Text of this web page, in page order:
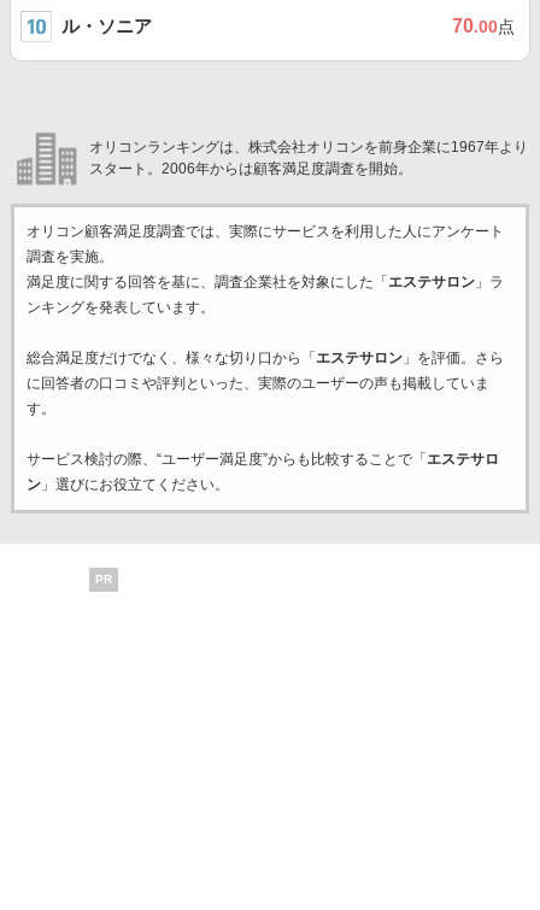
ル・ソニア 70.00点
オリコンランキングは、株式会社オリコンを前身企業に1967年より
スタート。2006年からは顧客満足度調査を開始。
オリコン顧客満足度調査では、実際にサービスを利用した 人にアンケート
調査を実施。
満足度に関する回答を基に、調査企業社を対象にした「 エステサロン」ラ
ンキングを発表しています。
総合満足度だけでなく、様々な切り口から「 エステサロン」を評価。さら
に回答者の口コミや評判といった、実際のユーザーの声も掲載していま
す。
サービス検討の際、“ユーザー満足度”からも比較することで「 エステサロ
ン」選びにお役立てください。
PR